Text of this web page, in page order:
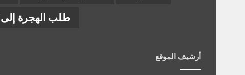
طلب الهجرة إلى
أرشيف الموقع